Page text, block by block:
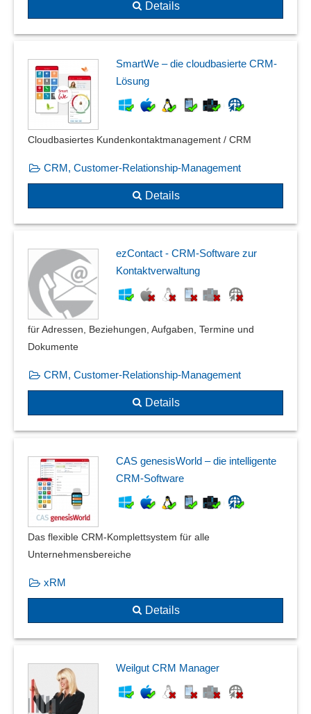
Details
SmartWe – die cloudbasierte CRM-
Lösung
Cloudbasiertes Kundenkontaktmanagement / CRM
CRM, Customer-Relationship-Management
Details
ezContact - CRM-Software zur
Kontaktverwaltung
für Adressen, Beziehungen, Aufgaben, Termine und
Dokumente
CRM, Customer-Relationship-Management
Details
CAS genesisWorld – die intelligente
CRM-Software
Das flexible CRM-Komplettsystem für alle
Unternehmensbereiche
xRM
Details
Weilgut CRM Manager